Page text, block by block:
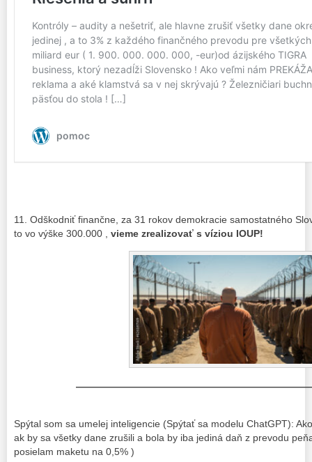
11. Odškodniť finančne, za 31 rokov demokracie samostatného
to vo výške 300.000 , vieme zrealizovať s víziou IOUP!
Spýtal som sa umelej inteligencie (Spýtať sa modelu ChatGPT):
ak by sa všetky dane zrušili a bola by iba jediná daň z prevodu
posielam maketu na 0,5% )